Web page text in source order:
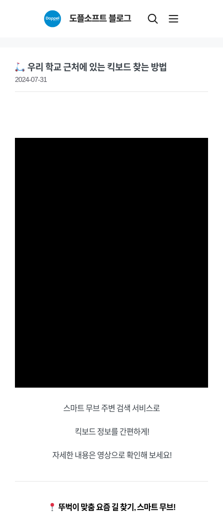
도플소프트 블로그
우리 학교 근처에 있는 킥보드 찾는 방법
2024-07-31
스마트 무브 주변 검색 서비스로
킥보드 정보를 간편하게!
자세한 내용은 영상으로 확인해 보세요!
뚜벅이 맞춤 요즘 길 찾기, 스마트 무브!